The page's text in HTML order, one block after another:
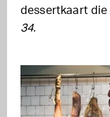
dessertkaart
34.